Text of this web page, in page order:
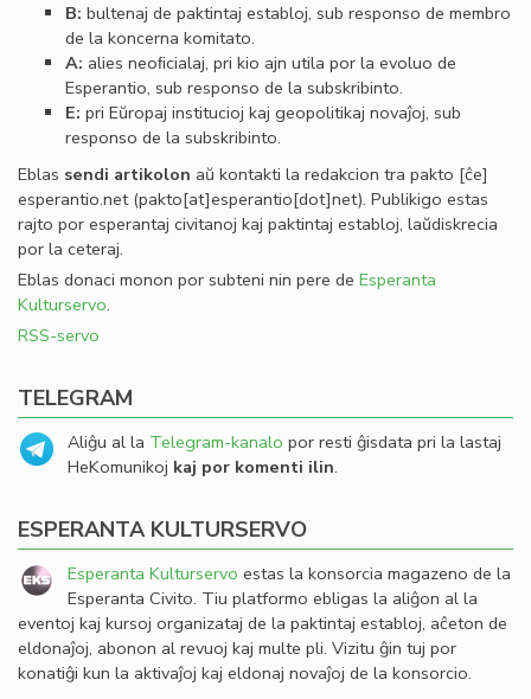
B: bultenaj de paktintaj establoj, sub responso de membro
de la koncerna komitato.
A: alies neoﬁcialaj, pri kio ajn utila por la evoluo de
Esperantio, sub responso de la subskribinto.
E: pri Eŭropaj institucioj kaj geopolitikaj novaĵoj, sub
responso de la subskribinto.
Eblas sendi artikolon aŭ kontakti la redakcion tra pakto [ĉe]
esperantio.net(pakto[at]esperantio[dot]net). Publikigo estas
rajto por esperantaj civitanoj kaj paktintaj establoj, laŭdiskrecia
por la ceteraj.
Eblas donaci monon por subteni nin pere de Esperanta
Kulturservo.
RSS-servo
TELEGRAM
Aliĝu al la Telegram-kanalo por resti ĝisdata pri la lastaj
HeKomunikoj kaj por komenti ilin.
ESPERANTA KULTURSERVO
Esperanta Kulturservo estas la konsorcia magazeno de la
Esperanta Civito. Tiu platformo ebligas la aliĝon al la
eventoj kaj kursoj organizataj de la paktintaj establoj, aĉeton de
eldonaĵoj, abonon al revuoj kaj multe pli. Vizitu ĝin tuj por
konatiĝi kun la aktivaĵoj kaj eldonaj novaĵoj de la konsorcio.